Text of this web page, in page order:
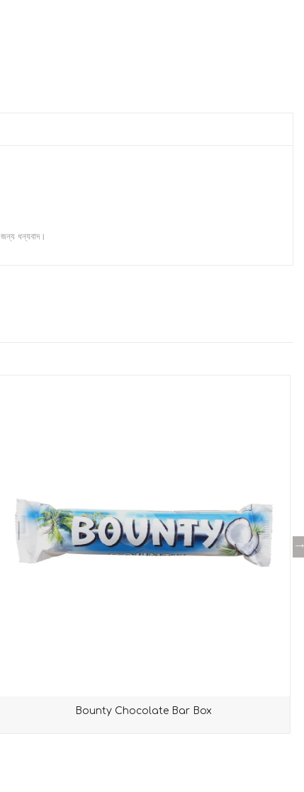
ধন্যবাদ।
Bounty Chocolate Bar Box